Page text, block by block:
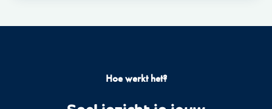
Hoe werkt het?